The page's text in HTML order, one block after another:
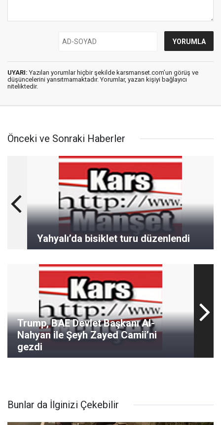
UYARI: Yazılan yorumlar hiçbir şekilde karsmanset.com’un görüş ve
düşüncelerini yansıtmamaktadır. Yorumlar, yazan kişiyi bağlayıcı
niteliktedir.
Önceki ve Sonraki Haberler
Yahyalı’da bisiklet turu düzenlendi
Trump, BAE Devlet Başkanı Al-
Nahyan ile Şeyh Zayed Camii’ni
gezdi
Bunlar da İlginizi Çekebilir